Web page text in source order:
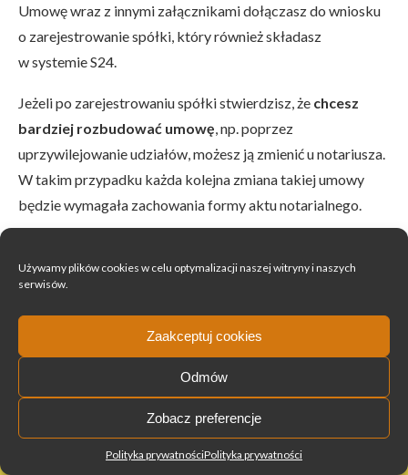
Używamy plików cookies w celu optymalizacji naszej witryny i naszych
serwisów.
Zaakceptuj cookies
Odmów
Zobacz preferencje
Polityka prywatnościPolityka prywatności
Umowę wraz z innymi załącznikami dołączasz do wniosku
o zarejestrowanie spółki, który również składasz
w systemie S24.
Jeżeli po zarejestrowaniu spółki stwierdzisz, że chcesz
bardziej rozbudować umowę, np. poprzez
uprzywilejowanie udziałów, możesz ją zmienić u notariusza.
W takim przypadku każda kolejna zmiana takiej umowy
będzie wymagała zachowania formy aktu notarialnego.
prawnej w założeniu klubu
sportowego?
Napisz do mnie – przeprowadzę Cię
+48 796 922 239